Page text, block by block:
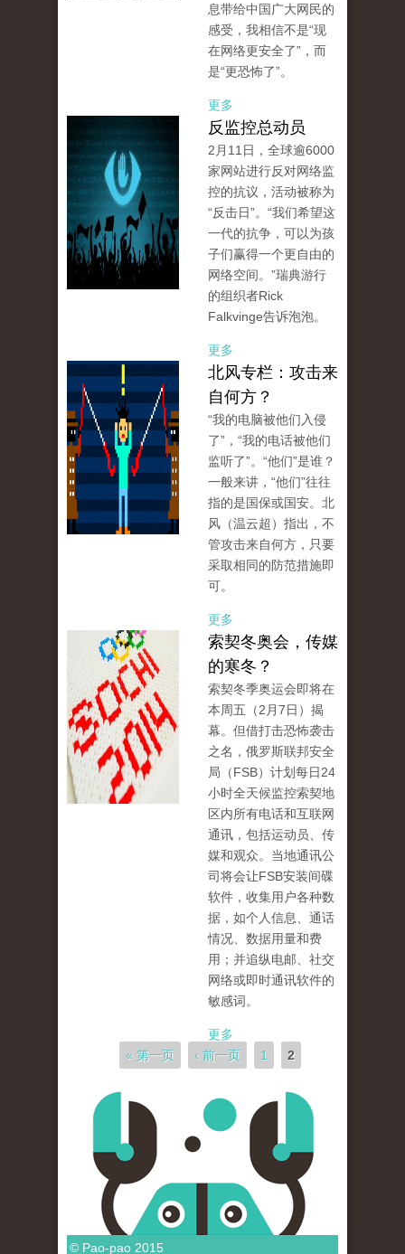
息带给中国广大网民的
感受，我相信不是“现
在网络更安全了”，而
是“更恐怖了”。
更多
反监控总动员
2月11日，全球逾6000
家网站进行反对网络监
控的抗议，活动被称为
“反击日”。“我们希望这
一代的抗争，可以为孩
子们赢得一个更自由的
网络空间。”瑞典游行
的组织者Rick
Falkvinge告诉泡泡。
更多
北风专栏：攻击来
自何方？
“我的电脑被他们入侵
了”，“我的电话被他们
监听了”。“他们”是谁？
一般来讲，“他们”往往
指的是国保或国安。北
风（温云超）指出，不
管攻击来自何方，只要
采取相同的防范措施即
可。
更多
索契冬奥会，传媒
的寒冬？
索契冬季奥运会即将在
本周五（2月7日）揭
幕。但借打击恐怖袭击
之名，俄罗斯联邦安全
局（FSB）计划每日24
小时全天候监控索契地
区内所有电话和互联网
通讯，包括运动员、传
媒和观众。当地通讯公
司将会让FSB安装间碟
软件，收集用户各种数
据，如个人信息、通话
情况、数据用量和费
用；并追纵电邮、社交
网络或即时通讯软件的
敏感词。
更多
« 第一页 ‹ 前一页 1 2
© Pao-pao 2015